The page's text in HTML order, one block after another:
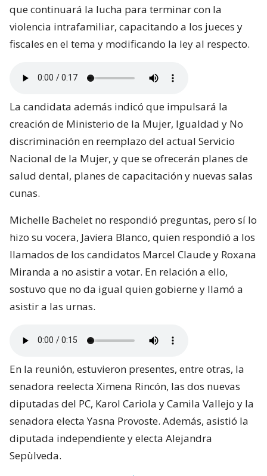
que continuará la lucha para terminar con la
violencia intrafamiliar, capacitando a los jueces y
fiscales en el tema y modificando la ley al respecto.
La candidata además indicó que impulsará la
creación de Ministerio de la Mujer, Igualdad y No
discriminación en reemplazo del actual Servicio
Nacional de la Mujer, y que se ofrecerán planes de
salud dental, planes de capacitación y nuevas salas
cunas.
Michelle Bachelet no respondió preguntas, pero sí lo
hizo su vocera, Javiera Blanco, quien respondió a los
llamados de los candidatos Marcel Claude y Roxana
Miranda a no asistir a votar. En relación a ello,
sostuvo que no da igual quien gobierne y llamó a
asistir a las urnas.
En la reunión, estuvieron presentes, entre otras, la
senadora reelecta Ximena Rincón, las dos nuevas
diputadas del PC, Karol Cariola y Camila Vallejo y la
senadora electa Yasna Provoste. Además, asistió la
diputada independiente y electa Alejandra
Sepùlveda.